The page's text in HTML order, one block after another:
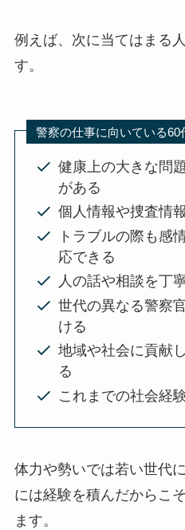
例えば、次に当てはまる
す。
警察の仕事に向いている60
健康上の大きな問
がある
個人情報や捜査情
トラブルの際も感
応できる
人の話や相談を丁
世代の異なる警察
ける
地域や社会に貢献
る
これまでの社会経
体力や勢いでは若い世代
には経験を積んだからこ
ます。